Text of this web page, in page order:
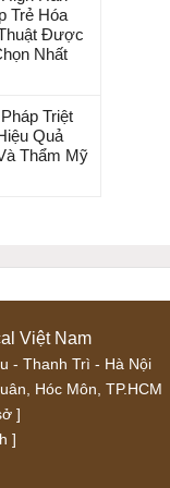
Trẻ Hóa
Được
Nhất
Triệt
Quả
Thẩm Mỹ
Việt Nam
- Thanh Trì - Hà Nội
Hóc Môn, TP.HCM
]
]